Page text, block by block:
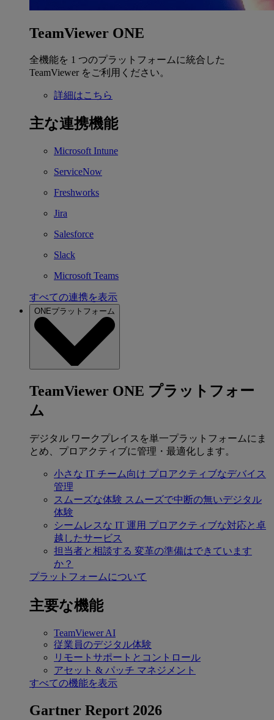
TeamViewer ONE
全機能を 1 つのプラットフォームに統合した
TeamViewer をご利用ください。
詳細はこちら
主な連携機能
Microsoft Intune
ServiceNow
Freshworks
Jira
Salesforce
Slack
Microsoft Teams
すべての連携を表示
ONEプラットフォーム
TeamViewer ONE プラットフォー
ム
デジタル ワークプレイスを単一プラットフォームにま
とめ、プロアクティブに管理・最適化します。
小さな IT チーム向け プロアクティブなデバイス
管理
スムーズな体験 スムーズで中断の無いデジタル
体験
シームレスな IT 運用 プロアクティブな対応と卓
越したサービス
担当者と相談する 変革の準備はできています
か？
プラットフォームについて
主要な機能
TeamViewer AI
従業員のデジタル体験
リモートサポートとコントロール
アセット & パッチ マネジメント
すべての機能を表示
Gartner Report 2026